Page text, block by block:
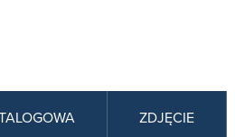
ZDJĘCIE